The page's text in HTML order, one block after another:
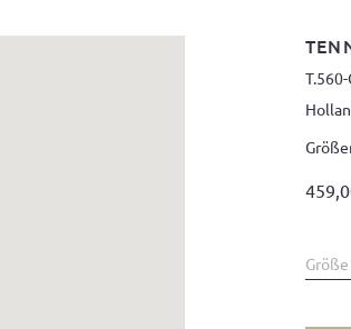
T.560-